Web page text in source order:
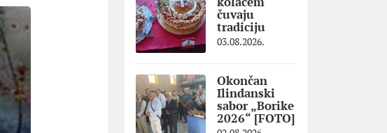
čuvaju
tradiciju
03.08.2026.
Okončan
Ilindanski
sabor „Borike
2026“ [FOTO]